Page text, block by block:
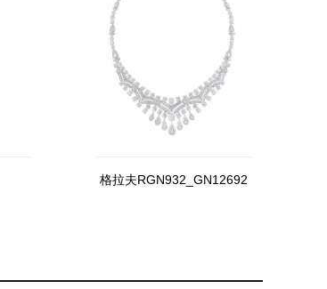
格拉夫RGN932_GN12692